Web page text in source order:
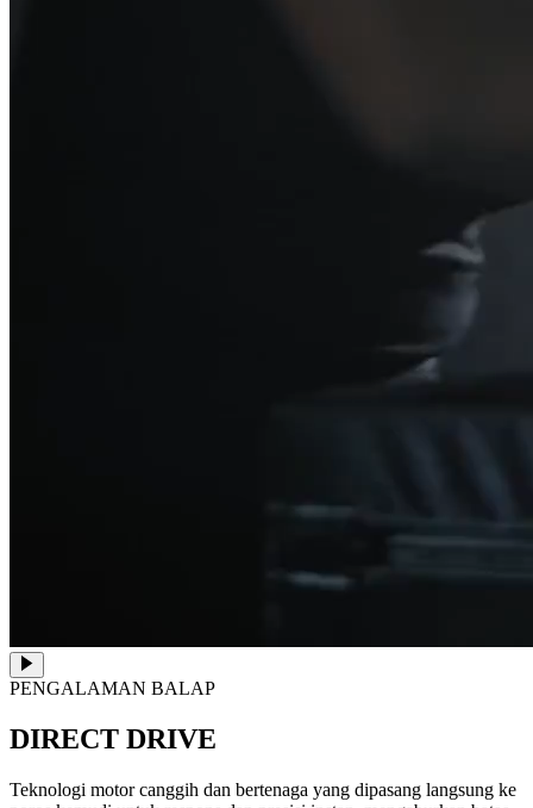
PENGALAMAN BALAP
DIRECT DRIVE
Teknologi motor canggih dan bertenaga yang dipasang langsung ke